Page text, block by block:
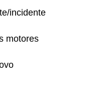
incidente
motores